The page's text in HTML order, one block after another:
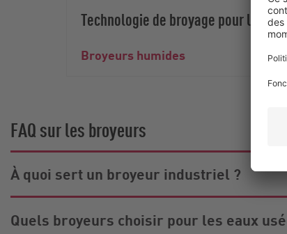
Technologie de broyage pour les
Broyeurs humides
FAQ sur les broyeurs
À quoi sert un broyeur industriel ?
Quels broyeurs choisir pour les eaux